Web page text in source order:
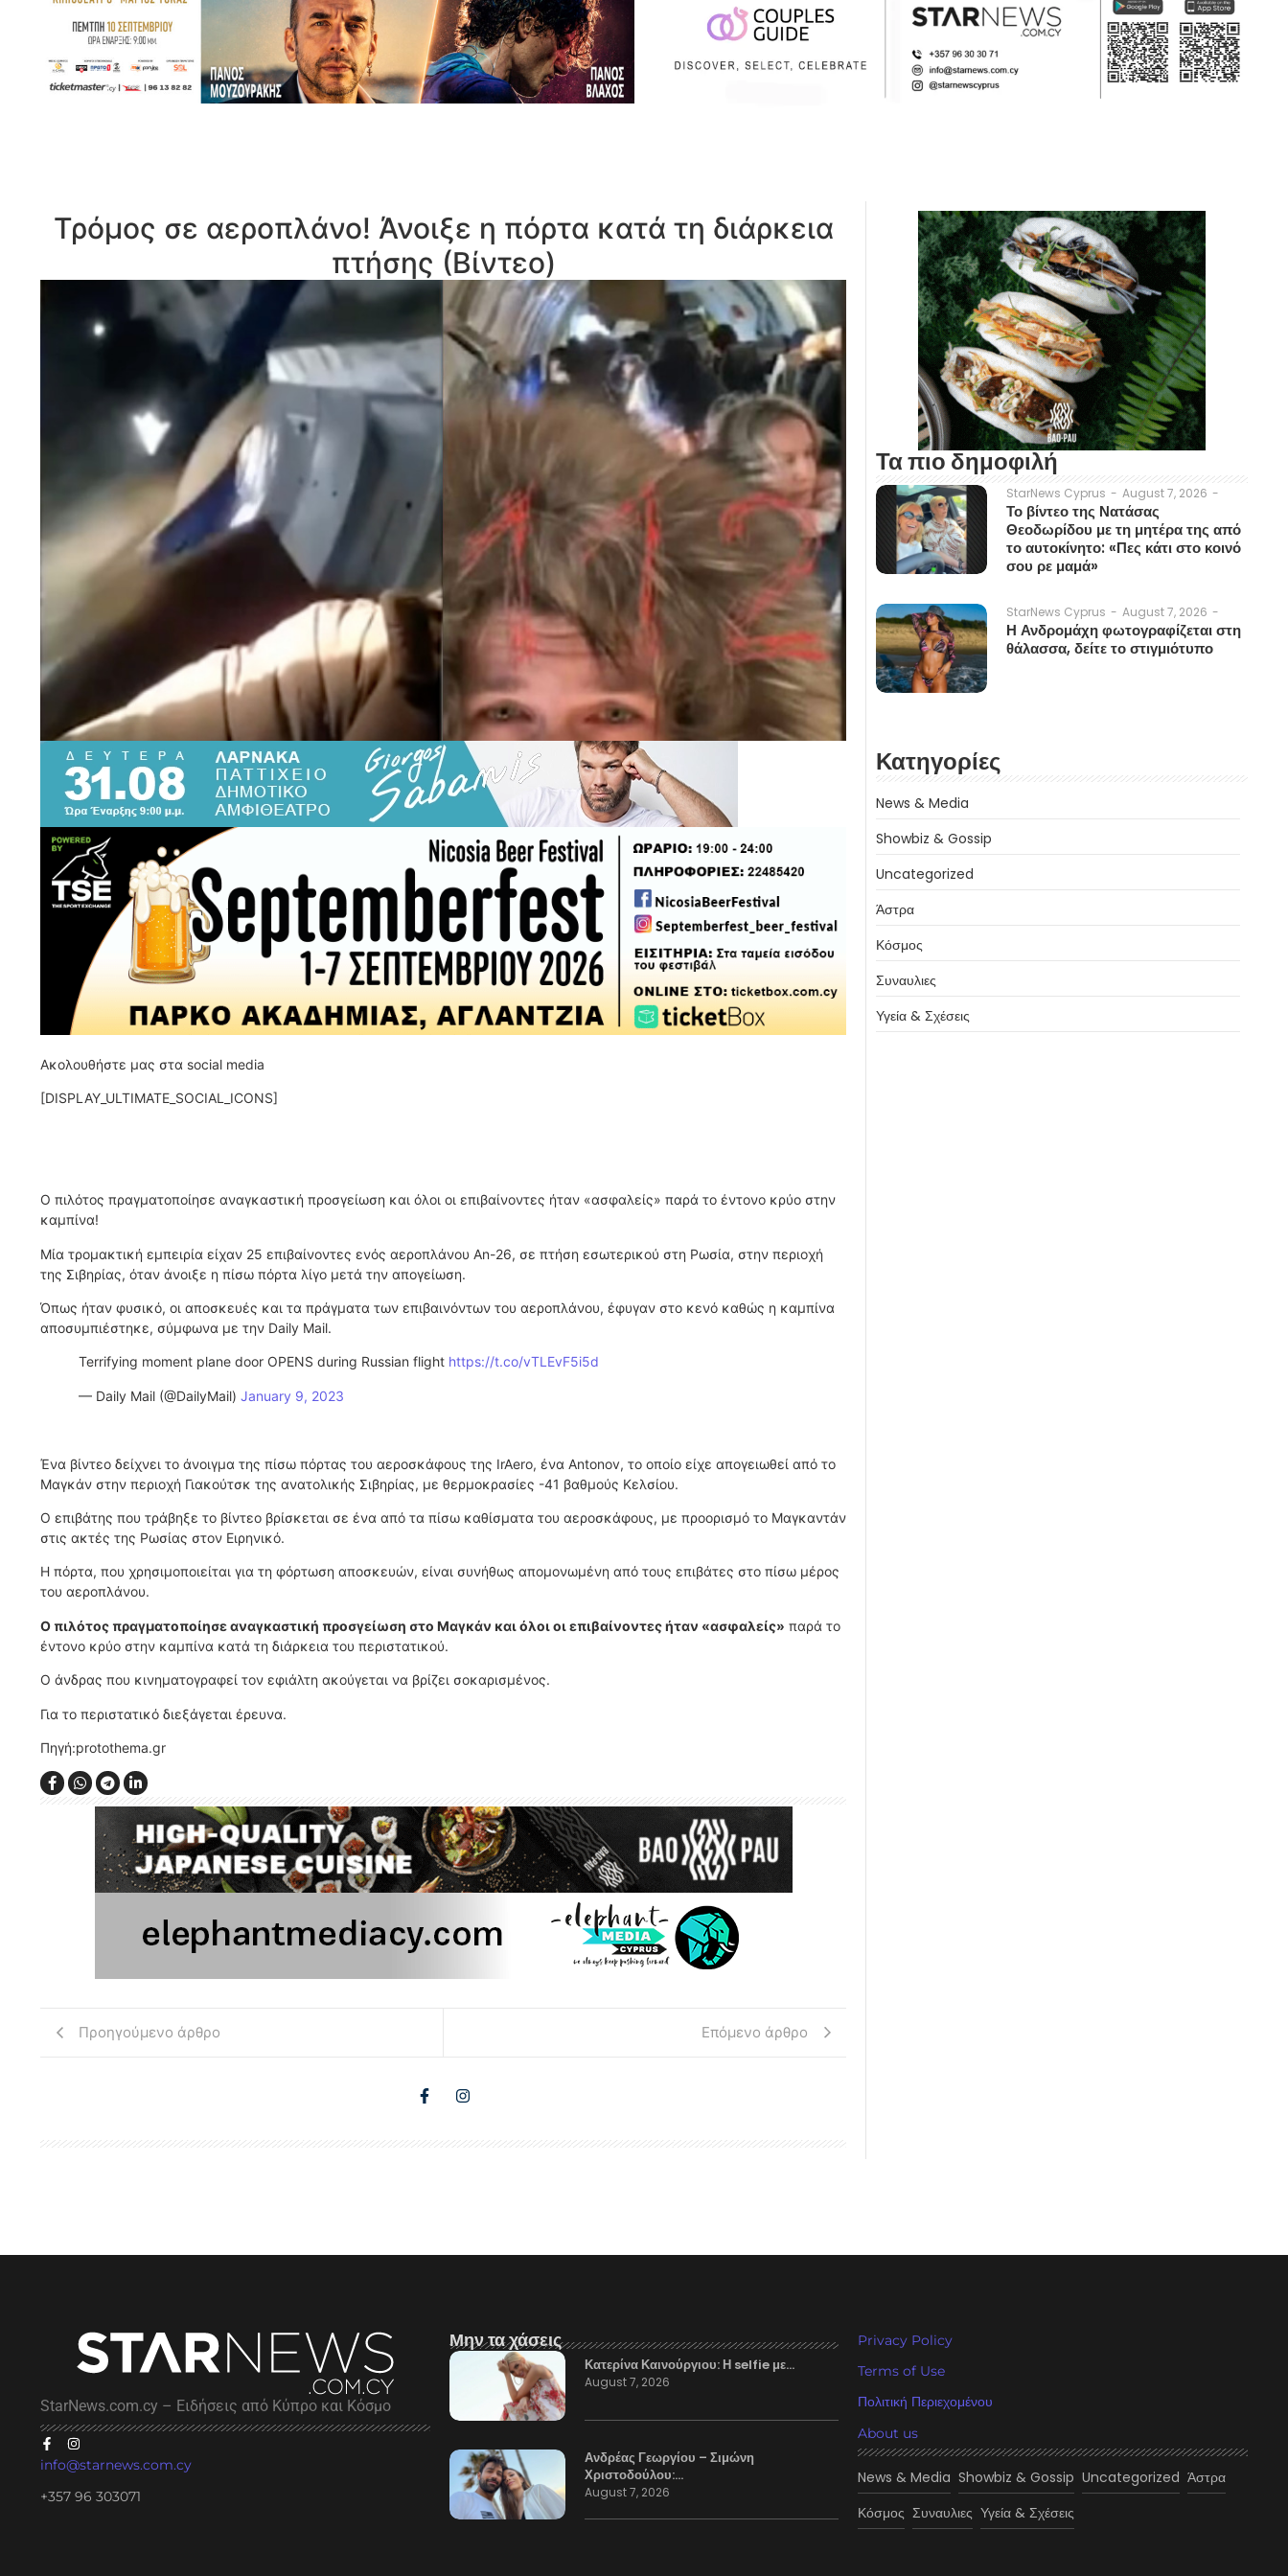
Τρόμος σε αεροπλάνο! Άνοιξε η πόρτα κατά τη διάρκεια
πτήσης (Βίντεο)
Ακολουθήστε μας στα social media
[DISPLAY_ULTIMATE_SOCIAL_ICONS]
Ο πιλότος πραγματοποίησε αναγκαστική προσγείωση και όλοι οι επιβαίνοντες ήταν «ασφαλείς» παρά το έντονο κρύο στην
καμπίνα!
Μία τρομακτική εμπειρία είχαν 25 επιβαίνοντες ενός αεροπλάνου An-26, σε πτήση εσωτερικού στη Ρωσία, στην περιοχή
της Σιβηρίας, όταν άνοιξε η πίσω πόρτα λίγο μετά την απογείωση.
Όπως ήταν φυσικό, οι αποσκευές και τα πράγματα των επιβαινόντων του αεροπλάνου, έφυγαν στο κενό καθώς η καμπίνα
αποσυμπιέστηκε, σύμφωνα με την Daily Mail.
Terrifying moment plane door OPENS during Russian flight https://t.co/vTLEvF5i5d
— Daily Mail (@DailyMail) January 9, 2023
Ένα βίντεο δείχνει το άνοιγμα της πίσω πόρτας του αεροσκάφους της IrAero, ένα Antonov, το οποίο είχε απογειωθεί από το
Μαγκάν στην περιοχή Γιακούτσκ της ανατολικής Σιβηρίας, με θερμοκρασίες -41 βαθμούς Κελσίου.
Ο επιβάτης που τράβηξε το βίντεο βρίσκεται σε ένα από τα πίσω καθίσματα του αεροσκάφους, με προορισμό το Μαγκαντάν
στις ακτές της Ρωσίας στον Ειρηνικό.
Η πόρτα, που χρησιμοποιείται για τη φόρτωση αποσκευών, είναι συνήθως απομονωμένη από τους επιβάτες στο πίσω μέρος
του αεροπλάνου.
Ο πιλότος πραγματοποίησε αναγκαστική προσγείωση στο Μαγκάν και όλοι οι επιβαίνοντες ήταν «ασφαλείς» παρά το
έντονο κρύο στην καμπίνα κατά τη διάρκεια του περιστατικού.
Ο άνδρας που κινηματογραφεί τον εφιάλτη ακούγεται να βρίζει σοκαρισμένος.
Για το περιστατικό διεξάγεται έρευνα.
Πηγή:protothema.gr
Προηγούμενο άρθρο Επόμενο άρθρο
Τα πιο δημοφιλή
StarNews Cyprus - August 7, 2026 -
Το βίντεο της Νατάσας
Θεοδωρίδου με τη μητέρα της από
το αυτοκίνητο: «Πες κάτι στο κοινό
σου ρε μαμά»
StarNews Cyprus - August 7, 2026 -
Η Ανδρομάχη φωτογραφίζεται στη
θάλασσα, δείτε το στιγμιότυπο
Κατηγορίες
News & Media
Showbiz & Gossip
Uncategorized
Άστρα
Κόσμος
Συναυλιες
Υγεία & Σχέσεις
StarNews.com.cy – Ειδήσεις από Κύπρο και Κόσμο
info@starnews.com.cy
+357 96 303071
Μην τα χάσεις
Κατερίνα Καινούργιου: Η selfie με…
August 7, 2026
Ανδρέας Γεωργίου – Σιμώνη
Χριστοδούλου:…
August 7, 2026
Privacy Policy
Terms of Use
Πολιτική Περιεχομένου
About us
News & Media Showbiz & Gossip Uncategorized Άστρα
Κόσμος Συναυλιες Υγεία & Σχέσεις